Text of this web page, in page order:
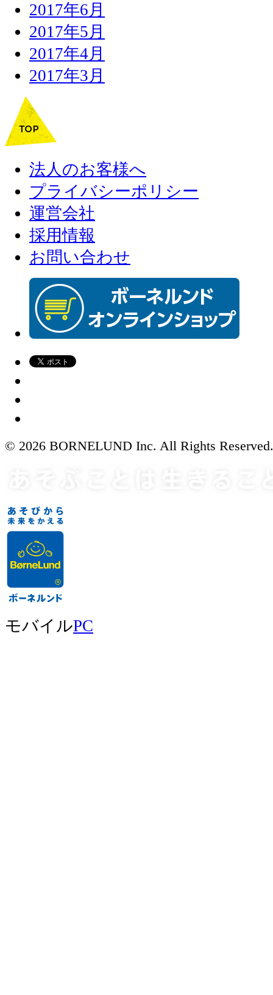
2017年6月
2017年5月
2017年4月
2017年3月
法人のお客様へ
プライバシーポリシー
運営会社
採用情報
お問い合わせ
© 2026 BORNELUND Inc. All Rights Reserved.
モバイルPC